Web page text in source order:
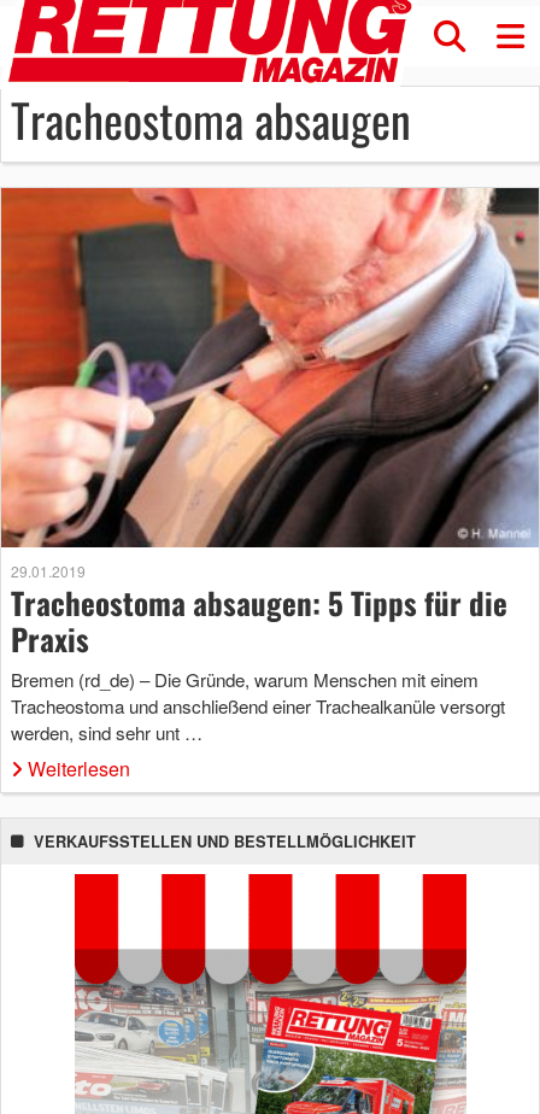
Tracheostoma absaugen
29.01.2019
Tracheostoma absaugen: 5 Tipps für die
Praxis
Bremen (rd_de) – Die Gründe, warum Menschen mit einem
Tracheostoma und anschließend einer Trachealkanüle versorgt
werden, sind sehr unt …
Weiterlesen
VERKAUFSSTELLEN UND BESTELLMÖGLICHKEIT